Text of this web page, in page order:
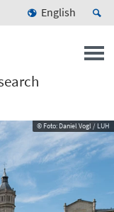
English
© Foto: Daniel Vogl / LUH